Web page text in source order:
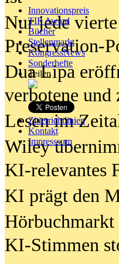
Innovationspreis
TIP Award
Bücher
Stellenmarkt
KongressNews
Sonderhefte
Teilen
Zitierrichtlinien
Kontakt
Impresssum
Nur jede
Preservation-
Dua Lipa
verbotene und
Lesen im
Wiley
KI-relevantes
KI prägt den
Hörbuchmarkt
KI-Stimmen